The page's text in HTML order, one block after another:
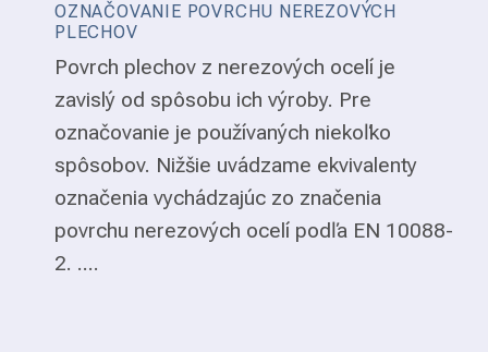
OZNAČOVANIE POVRCHU NEREZOVÝCH
PLECHOV
Povrch plechov z nerezových ocelí je
zavislý od spôsobu ich výroby. Pre
označovanie je používaných niekoľko
spôsobov. Nižšie uvádzame ekvivalenty
označenia vychádzajúc zo značenia
povrchu nerezových ocelí podľa EN 10088-
2. ....